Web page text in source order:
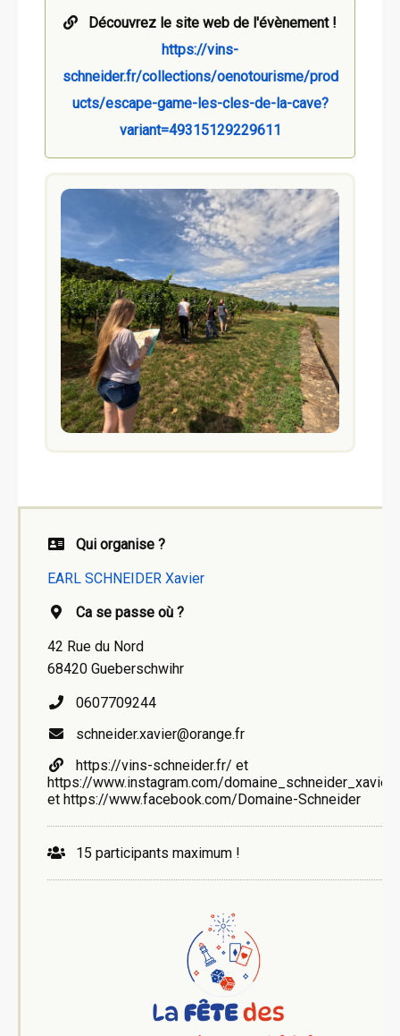
Découvrez le site web de l'évènement !
https://vins-
schneider.fr/collections/oenotourisme/prod
ucts/escape-game-les-cles-de-la-cave?
variant=49315129229611
Qui organise ?
EARL SCHNEIDER Xavier
Ca se passe où ?
42 Rue du Nord
68420 Gueberschwihr
0607709244
schneider.xavier@orange.fr
https://vins-schneider.fr/ et
https://www.instagram.com/domaine_schneider_xavier
et https://www.facebook.com/Domaine-Schneider
15 participants maximum !